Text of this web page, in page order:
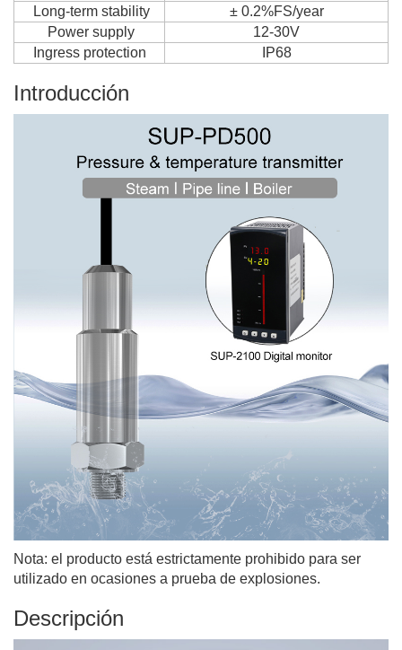
Long-term stability
± 0.2%FS/year
Power supply
12-30V
Ingress protection
IP68
Introducción
Nota: el producto está estrictamente prohibido para ser
utilizado en ocasiones a prueba de explosiones.
Descripción